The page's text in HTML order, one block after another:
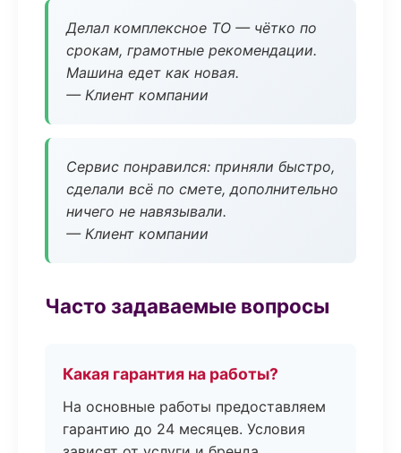
Делал комплексное ТО — чётко по
срокам, грамотные рекомендации.
Машина едет как новая.
— Клиент компании
Сервис понравился: приняли быстро,
сделали всё по смете, дополнительно
ничего не навязывали.
— Клиент компании
Часто задаваемые вопросы
Какая гарантия на работы?
На основные работы предоставляем
гарантию до 24 месяцев. Условия